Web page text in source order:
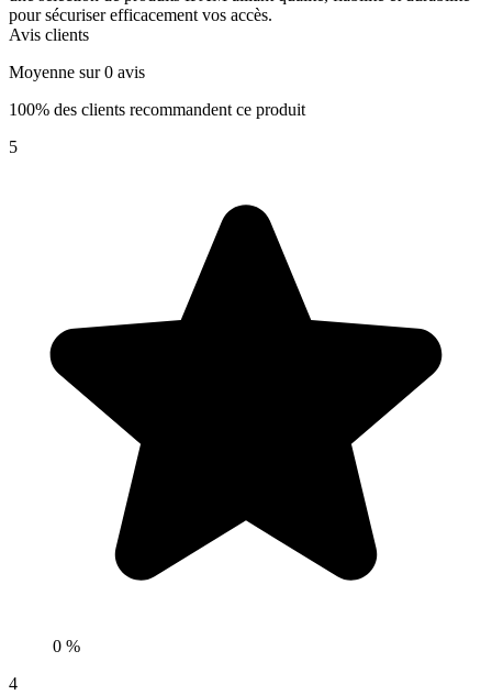
pour sécuriser efficacement vos accès.
Avis clients
Moyenne sur 0 avis
100% des clients recommandent ce produit
5
0 %
4